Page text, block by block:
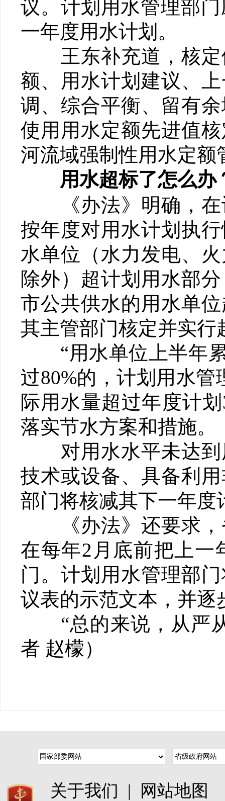
议。计划用水管理部
一年度用水计划。
王东补充道，核定
额、用水计划建议、
调、综合平衡、留有
使用用水定额先进值
河流域强制性用水定额
用水超标了怎么办
《办法》明确，在
按年度对用水计划执
水单位（水力发电、
除外）超计划用水部
市公共供水的用水单
其主管部门核定并实
“用水单位上半年累
过80%的，计划用水
际用水量超过年度计
落实节水方案和措施。
对用水水平未达到
技术或设备、具备利
部门将核减其下一年度
《办法》还要求，
在每年2月底前把上一
门。计划用水管理部
议表的示范文本，并逐
“总的来说，从严从
者 赵檬）
关于我们 |
网站地图